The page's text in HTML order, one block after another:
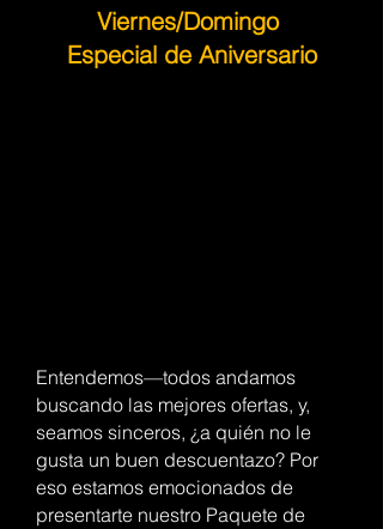
Viernes/Domingo
Especial de Aniversario
Entendemos—todos andamos
buscando las mejores ofertas, y,
seamos sinceros, ¿a quién no le
gusta un buen descuentazo? Por
eso estamos emocionados de
presentarte nuestro Paquete de